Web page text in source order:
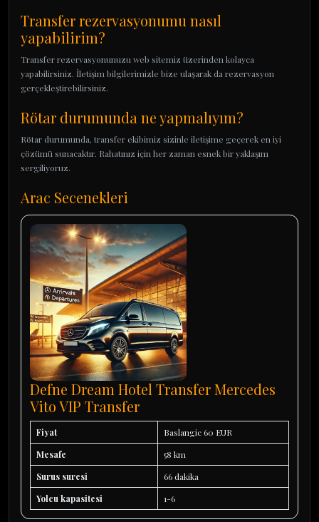
Transfer rezervasyonumu nasıl
yapabilirim?
Transfer rezervasyonunuzu web sitemiz üzerinden kolayca
yapabilirsiniz. İletişim bilgilerimizle bize ulaşarak da rezervasyon
gerçekleştirebilirsiniz.
Rötar durumunda ne yapmalıyım?
Rötar durumunda, transfer ekibimiz sizinle iletişime geçerek en iyi
çözümü sunacaktır. Rahatınız için her zaman esnek bir yaklaşım
sergiliyoruz.
Arac Secenekleri
Defne Dream Hotel Transfer Mercedes
Vito VIP Transfer
Fiyat
Baslangic 60 EUR
Mesafe
58 km
Surus suresi
66 dakika
Yolcu kapasitesi
1-6